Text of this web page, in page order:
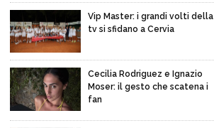
Vip Master: i grandi volti della
tv si sfidano a Cervia
Cecilia Rodriguez e Ignazio
Moser: il gesto che scatena i
fan